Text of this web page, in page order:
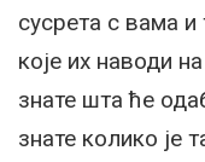
сусрета с вама
које их наводи
знате шта ће
знате колико је